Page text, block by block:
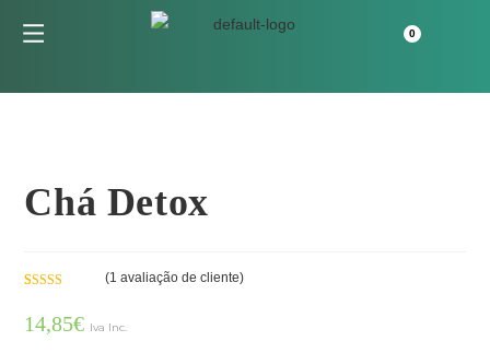
Chá Detox
do com
(1 avaliação de cliente)
14,85€ Iva Inc.